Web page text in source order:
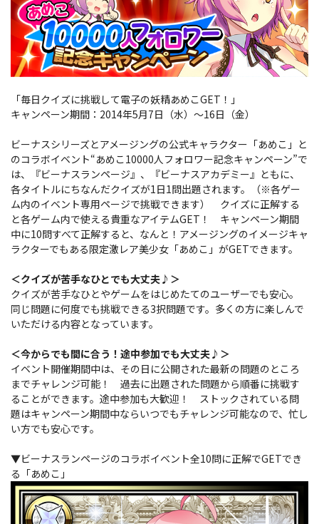
「毎日クイズに挑戦して電子の妖精あめこGET！」
キャンペーン期間：2014年5月7日（水）～16日（金）
ビーナスシリーズとアメージングの公式キャラクター「あめこ」と
のコラボイベント“あめこ10000人フォロワー記念キャンペーン”で
は、『ビーナスランページ』、『ビーナスアカデミー』ともに、
各タイトルにちなんだクイズが1日1問出題されます。（※各ゲー
ム内のイベント専用ページで挑戦できます） クイズに正解する
と各ゲーム内で使える貴重なアイテムGET！ キャンペーン期間
中に10問すべて正解すると、なんと！アメージングのイメージキャ
ラクターでもある限定激レア美少女「あめこ」がGETできます。
＜クイズが苦手なひとでも大丈夫♪＞
クイズが苦手なひとやゲームをはじめたてのユーザーでも安心。
同じ問題に何度でも挑戦できる3択問題です。多くの方に楽しんで
いただける内容となっています。
＜今からでも間に合う！途中参加でも大丈夫♪＞
イベント開催期間中は、その日に公開された最新の問題のところ
までチャレンジ可能！ 過去に出題された問題から順番に挑戦す
ることができます。途中参加も大歓迎！ ストックされている問
題はキャンペーン期間中ならいつでもチャレンジ可能なので、忙し
い方でも安心です。
▼ビーナスランページのコラボイベント全10問に正解でGETでき
る「あめこ」